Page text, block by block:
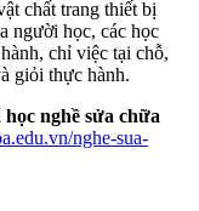
chất trang thiết bị
người học, các học
chỉ việc tại chỗ,
giỏi thực hành.
nghề sửa chữa
nghe-sua-